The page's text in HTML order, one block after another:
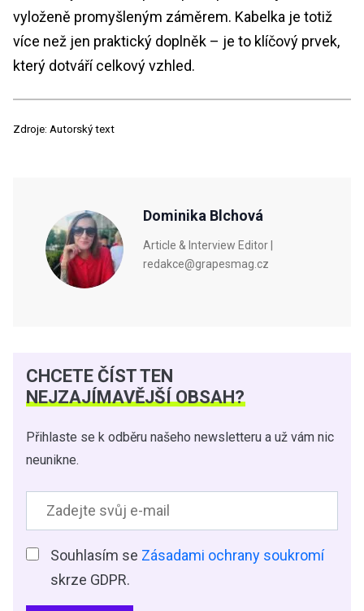
vyloženě promyšleným záměrem. Kabelka je totiž
více než jen praktický doplněk – je to klíčový prvek,
který dotváří celkový vzhled.
Zdroje: Autorský text
Dominika Blchová
Article & Interview Editor |
redakce@grapesmag.cz
CHCETE ČÍST TEN
NEJZAJÍMAVĚJŠÍ OBSAH?
Přihlaste se k odběru našeho newsletteru a už vám nic
neunikne.
Souhlasím se Zásadami ochrany soukromí
skrze GDPR.